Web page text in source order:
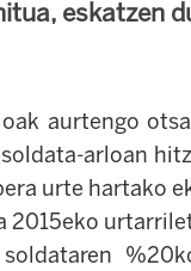
eskatzen
aurtengo
arloan
urte hartako
2015eko